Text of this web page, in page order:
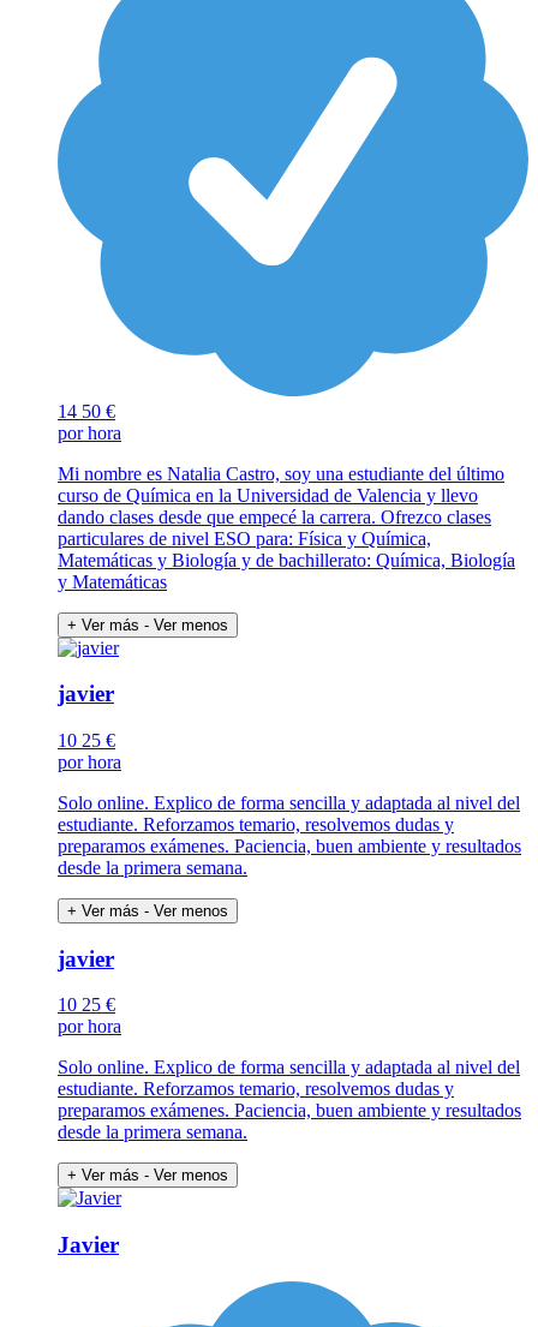
14 50 €
por hora
Mi nombre es Natalia Castro, soy una estudiante del último
curso de Química en la Universidad de Valencia y llevo
dando clases desde que empecé la carrera. Ofrezco clases
particulares de nivel ESO para: Física y Química,
Matemáticas y Biología y de bachillerato: Química, Biología
y Matemáticas
+ Ver más - Ver menos
javier
10 25 €
por hora
Solo online. Explico de forma sencilla y adaptada al nivel del
estudiante. Reforzamos temario, resolvemos dudas y
preparamos exámenes. Paciencia, buen ambiente y resultados
desde la primera semana.
+ Ver más - Ver menos
javier
10 25 €
por hora
Solo online. Explico de forma sencilla y adaptada al nivel del
estudiante. Reforzamos temario, resolvemos dudas y
preparamos exámenes. Paciencia, buen ambiente y resultados
desde la primera semana.
+ Ver más - Ver menos
Javier